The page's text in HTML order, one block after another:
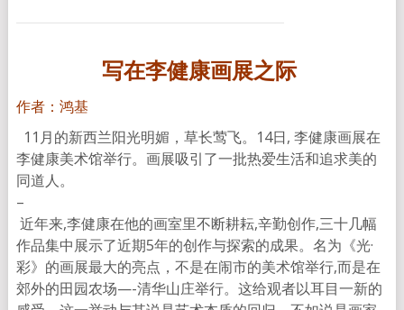
写在李健康画展之际
作者：鸿基
11月的新西兰阳光明媚，草长莺飞。 14日, 李健康画展在
李健康美术馆举行。画展吸引了一批热爱生活和追求美的
同道人。
–
近年来,李健康在他的画室里不断耕耘,辛勤创作,三十几幅
作品集中展示了近期5年的创作与探索的成果。名为《光·
彩》的画展最大的亮点，不是在闹市的美术馆举行,而是在
郊外的田园农场—-清华山庄举行。这给观者以耳目一新的